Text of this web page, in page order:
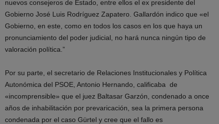
nuevos consejeros de Estado, entre ellos el ex presidente del
Gobierno José Luis Rodríguez Zapatero. Gallardón indico que «el
Gobierno, en este, como en todos los casos en los que haya un
pronunciamiento del poder judicial, no hará nunca ningún tipo de
valoración política.”
Por su parte, el secretario de Relaciones Institucionales y Política
Autonómica del PSOE, Antonio Hernando, calificaba de
«incomprensible» que el juez Baltasar Garzón, condenado a once
años de inhabilitación por prevaricación, sea la primera persona
condenada por el caso Gürtel y cree que el fallo es